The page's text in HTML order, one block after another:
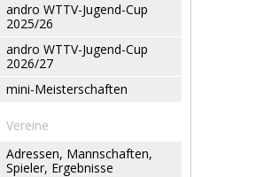
andro WTTV-Jugend-Cup
2025/26
andro WTTV-Jugend-Cup
2026/27
mini-Meisterschaften
Vereine
Adressen, Mannschaften,
Spieler, Ergebnisse